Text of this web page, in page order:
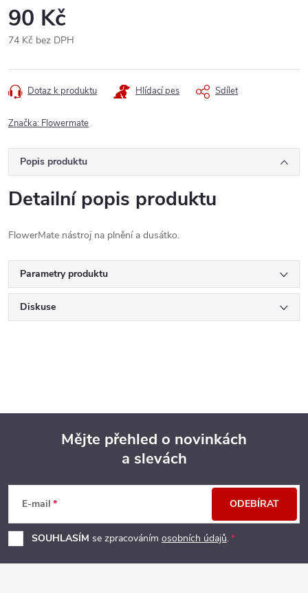
90 Kč
74 Kč bez DPH
cena:
Dotaz k produktu Hlídací pes Sdílet
Značka: Flowermate
Popis produktu
Detailní popis produktu
FlowerMate nástroj na plnění a dusátko.
Parametry produktu
Diskuse
p
a
Mějte přehled o novinkách
a slevách
E-mail
SOUHLASÍM se zpracováním osobních údajů.
ODEBÍRAT